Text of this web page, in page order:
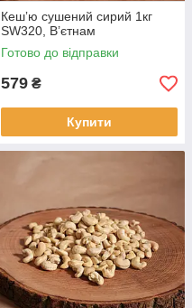
Кешʼю сушений сирий 1кг
SW320, В’єтнам
Готово до відправки
579 ₴
Купити